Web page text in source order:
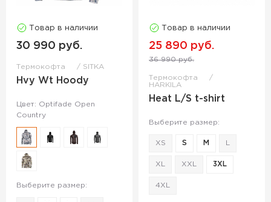
Товар в наличии
30 990 руб.
Термокофта SITKA
Hvy Wt Hoody
Цвет: Optifade Open
Country
Выберите размер:
Товар в наличии
25 890 руб.
36 990 руб.
Термокофта
HARKILA
Heat L/S t-shirt
Выберите размер:
XS S M
XL XXL 3XL
4XL